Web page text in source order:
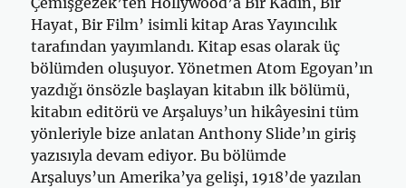
Hayat, Bir Film’ isimli kitap Aras Yayıncılık
tarafından yayımlandı. Kitap esas olarak üç
bölümden oluşuyor. Yönetmen Atom Egoyan’ın
yazdığı önsözle başlayan kitabın ilk bölümü,
kitabın editörü ve Arşaluys’un hikâyesini tüm
yönleriyle bize anlatan Anthony Slide’ın giriş
yazısıyla devam ediyor. Bu bölümde
Arşaluys’un Amerika’ya gelişi, 1918’de yazılan